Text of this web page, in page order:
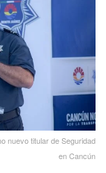
nuevo titular de Seguridad
en Cancún